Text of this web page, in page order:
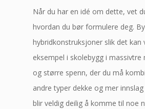
Når du har en idé om dette, vet
hvordan du bør formulere deg.
hybridkonstruksjoner slik det
eksempel i skolebygg i
og større spenn, der du må
andre typer dekke og mer
blir veldig deilig å komme til noe